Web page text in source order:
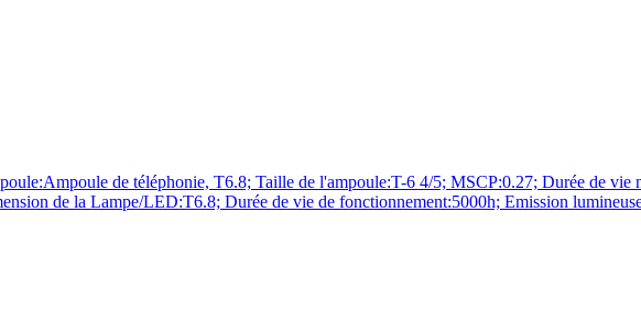
de téléphonie, T6.8; Taille de l'ampoule:T-6 4/5; MSCP:0.27; Durée de vie
de la Lampe/LED:T6.8; Durée de vie de fonctionnement:5000h; Emission